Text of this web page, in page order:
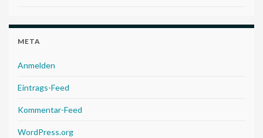
META
Anmelden
Eintrags-Feed
Kommentar-Feed
WordPress.org